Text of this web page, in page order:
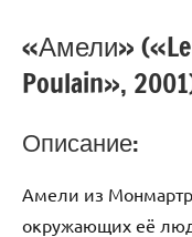
«Амели» («Le
Poulain»,
Описание:
Амели из
окружающих её